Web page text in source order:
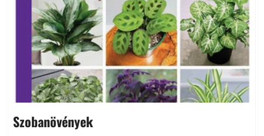
Szobanövények